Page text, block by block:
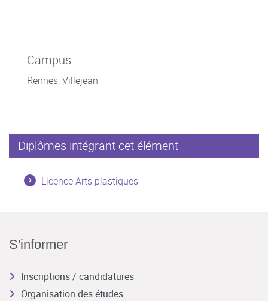
Campus
Rennes, Villejean
Diplômes intégrant cet élément
Licence Arts plastiques
S'informer
Inscriptions / candidatures
Organisation des études